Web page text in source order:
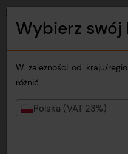
Wybierz swój
W zależności od kraju/
różnić.
Polska (VAT 23%)